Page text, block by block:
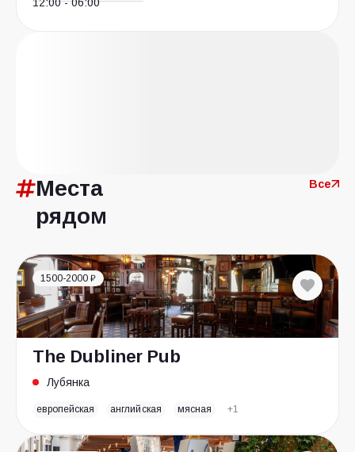
Места
рядом
Все
1500-2000 ₽
The Dubliner Pub
Лубянка
европейская английская мясная +1